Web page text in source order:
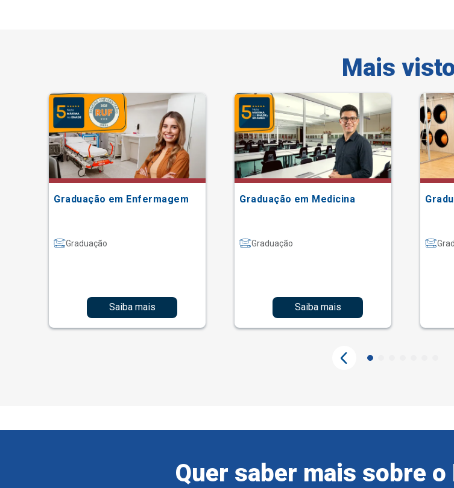
Mais
Graduação em Enfermagem
Graduação
Saiba mais
Graduação em Medicina
Graduação
Saiba mais
Quer saber mais sobre